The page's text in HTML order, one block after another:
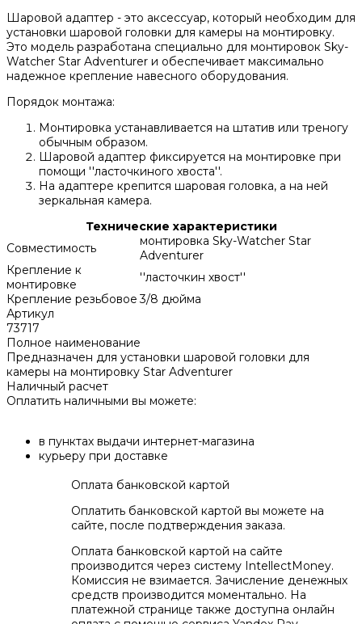
Шаровой адаптер - это аксессуар, который необходим для
установки шаровой головки для камеры на монтировку.
Это модель разработана специально для монтировок Sky-
Watcher Star Adventurer и обеспечивает максимально
надежное крепление навесного оборудования.
Порядок монтажа:
Монтировка устанавливается на штатив или треногу
обычным образом.
Шаровой адаптер фиксируется на монтировке при
помощи ''ласточкиного хвоста''.
На адаптере крепится шаровая головка, а на ней
зеркальная камера.
Технические характеристики
Совместимость
монтировка Sky-Watcher Star
Adventurer
Крепление к
монтировке
''ласточкин хвост''
Крепление резьбовое 3/8 дюйма
Артикул
73717
Полное наименование
Предназначен для установки шаровой головки для
камеры на монтировку Star Adventurer
Наличный расчет
Оплатить наличными вы можете:
в пунктах выдачи интернет-магазина
курьеру при доставке
Оплата банковской картой
Оплатить банковской картой вы можете на
сайте, после подтверждения заказа.
Оплата банковской картой на сайте
производится через систему IntellectMoney.
Комиссия не взимается. Зачисление денежных
средств производится моментально. На
платежной странице также доступна онлайн